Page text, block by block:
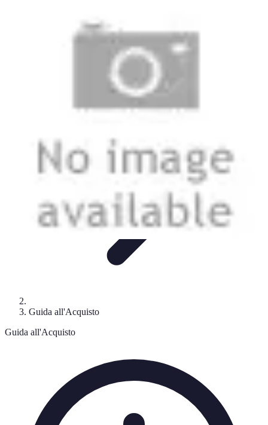
Smartphone e Accessori
Elettrodomestici
ElettrodomesticiAspirapolvereTendenze
Guida all'Acquisto
Guida all'Acquisto